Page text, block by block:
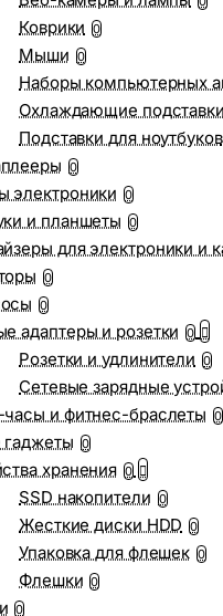
Коврики 0
Мыши 0
Наборы компьютерных
Охлаждающие
Подставки для ноутбуков
0
электроники 0
и планшеты 0
для электроники и
0
0
адаптеры и розетки 0
Розетки и удлинители 0
Сетевые зарядные
и фитнес-браслеты 0
0
хранения 0
SSD накопители 0
Жесткие диски HDD 0
Упаковка для флешек 0
Флешки 0
0